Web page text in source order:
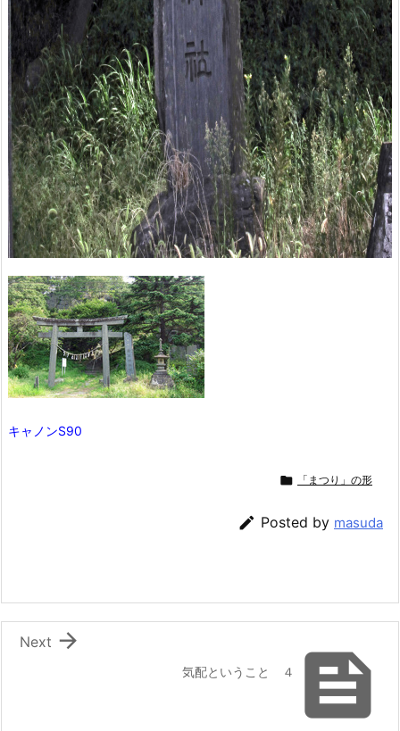
キャノンS90
 「まつり」の形
 Posted by masuda

気配ということ ４

Next